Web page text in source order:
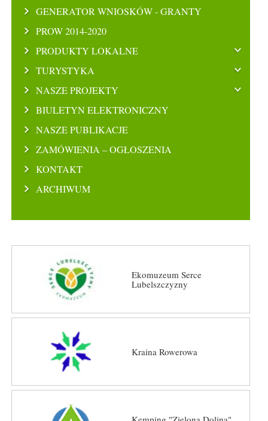
GENERATOR WNIOSKÓW - GRANTY
PROW 2014-2020
PRODUKTY LOKALNE
TURYSTYKA
NASZE PROJEKTY
BIULETYN ELEKTRONICZNY
NASZE PUBLIKACJE
ZAMÓWIENIA – OGŁOSZENIA
KONTAKT
ARCHIWUM
Ekomuzeum Serce
Lubelszczyzny
Kraina Rowerowa